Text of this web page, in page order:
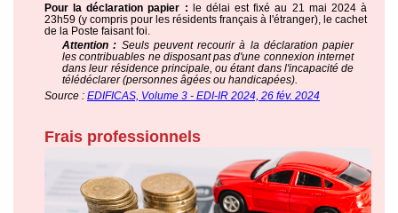
Pour la déclaration papier :
le délai est fixé au 21 mai 2024 à
23h59 (y compris pour les résidents français à l'étranger), le cachet
de la Poste faisant foi.
Attention : Seuls peuvent recourir à la déclaration papier
les contribuables ne disposant pas d'une connexion internet
dans leur résidence principale, ou étant dans l'incapacité de
télédéclarer (personnes âgées ou handicapées).
Source : EDIFICAS, Volume 3 - EDI-IR 2024, 26 fév. 2024
Frais professionnels